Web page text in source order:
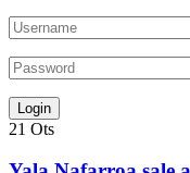
21 Ots